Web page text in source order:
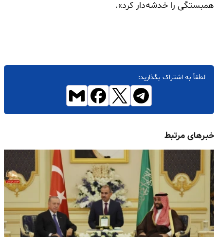
همبستگی را خدشه‌دار کرد».
لطفاً به اشتراک بگذارید:
خبرهای مرتبط